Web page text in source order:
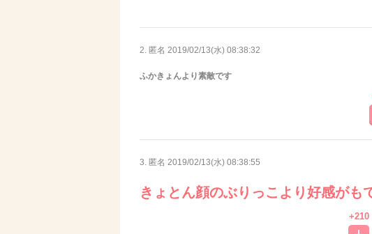
2. 匿名 2019/02/13(水) 08:38:32
ふかきょんより素敵です
3. 匿名 2019/02/13(水) 08:38:55
きょとん顔のぶりっこより好感がも
+210